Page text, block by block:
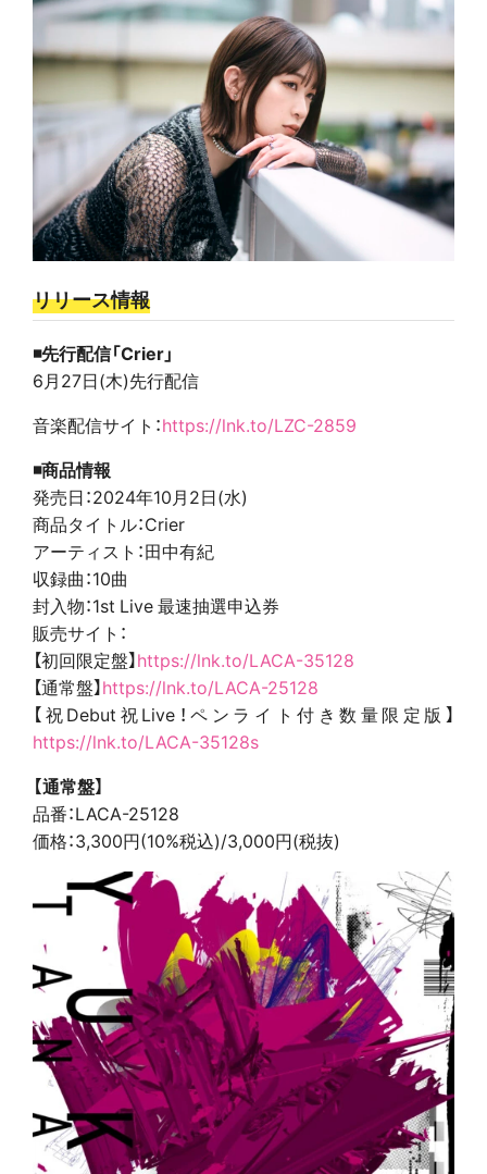
リリース情報
◾️先行配信「Crier」
6月27日(木)先行配信
音楽配信サイト：https://lnk.to/LZC-2859
◾️商品情報
発売日：2024年10月2日(水)
商品タイトル：Crier
アーティスト：田中有紀
収録曲：10曲
封入物：1st Live 最速抽選申込券
販売サイト：
【初回限定盤】https://lnk.to/LACA-35128
【通常盤】https://lnk.to/LACA-25128
【祝Debut祝Live！ペンライト付き数量限定版】
https://lnk.to/LACA-35128s
【通常盤】
品番：LACA-25128
価格：3,300円(10%税込)/3,000円(税抜)